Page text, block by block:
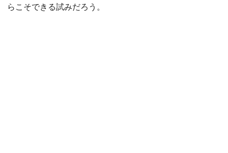
らこそできる試みだろう。